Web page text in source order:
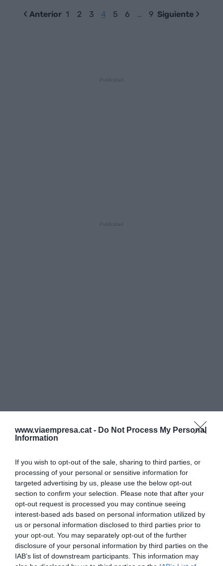
www.viaempresa.cat - Do Not Process My Personal
Information
If you wish to opt-out of the sale, sharing to third parties, or
processing of your personal or sensitive information for
targeted advertising by us, please use the below opt-out
section to confirm your selection. Please note that after your
opt-out request is processed you may continue seeing
interest-based ads based on personal information utilized by
us or personal information disclosed to third parties prior to
your opt-out. You may separately opt-out of the further
disclosure of your personal information by third parties on the
IAB’s list of downstream participants. This information may
Anterior 1 2 3 4 5 6 … 9 Siguiente